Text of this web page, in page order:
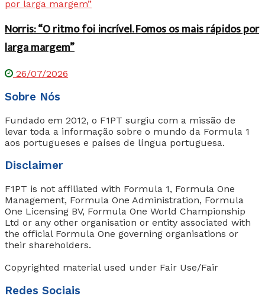
Norris: “O ritmo foi incrível. Fomos os mais rápidos por
larga margem”
26/07/2026
Sobre Nós
Fundado em 2012, o F1PT surgiu com a missão de
levar toda a informação sobre o mundo da Formula 1
aos portugueses e países de língua portuguesa.
Disclaimer
F1PT is not affiliated with Formula 1, Formula One
Management, Formula One Administration, Formula
One Licensing BV, Formula One World Championship
Ltd or any other organisation or entity associated with
the official Formula One governing organisations or
their shareholders.
Copyrighted material used under Fair Use/Fair
Redes Sociais